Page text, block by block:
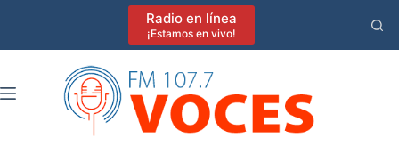
Radio en línea
¡Estamos en vivo!